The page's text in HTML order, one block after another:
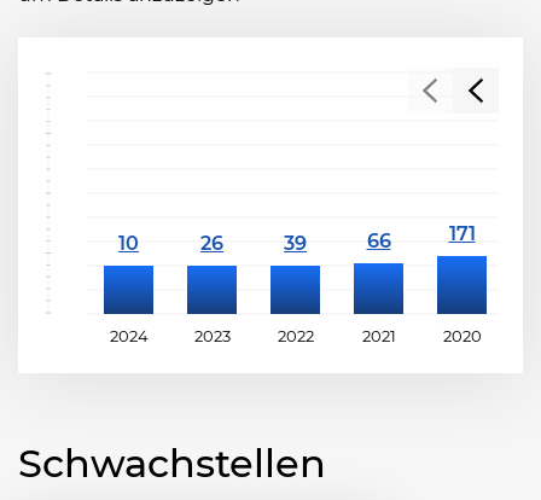
2024 2023 2022 2021 2020
Schwachstellen